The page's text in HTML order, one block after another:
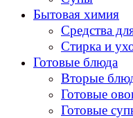
Бытовая химия
Средства
Стирка и
Готовые блюда
Вторые
Готовые
Готовые